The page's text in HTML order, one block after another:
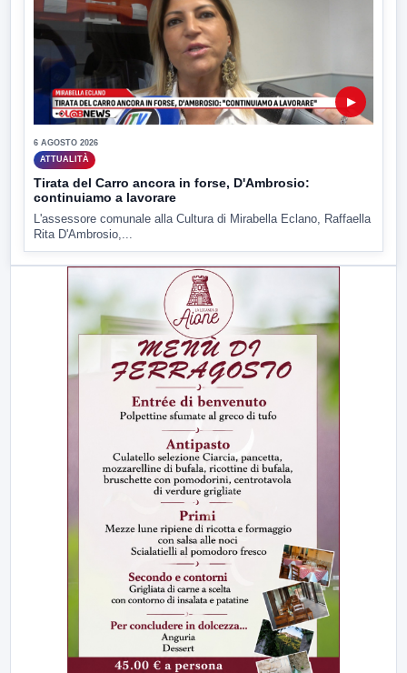
▶
6 AGOSTO 2026
ATTUALITÀ
Tirata del Carro ancora in forse, D'Ambrosio:
continuiamo a lavorare
L'assessore comunale alla Cultura di Mirabella Eclano, Raffaella
Rita D'Ambrosio,...